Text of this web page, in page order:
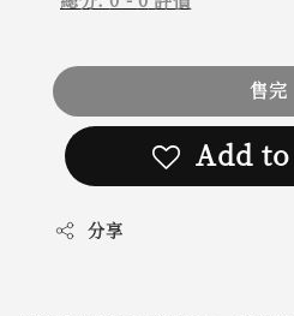
售完
Add
分享